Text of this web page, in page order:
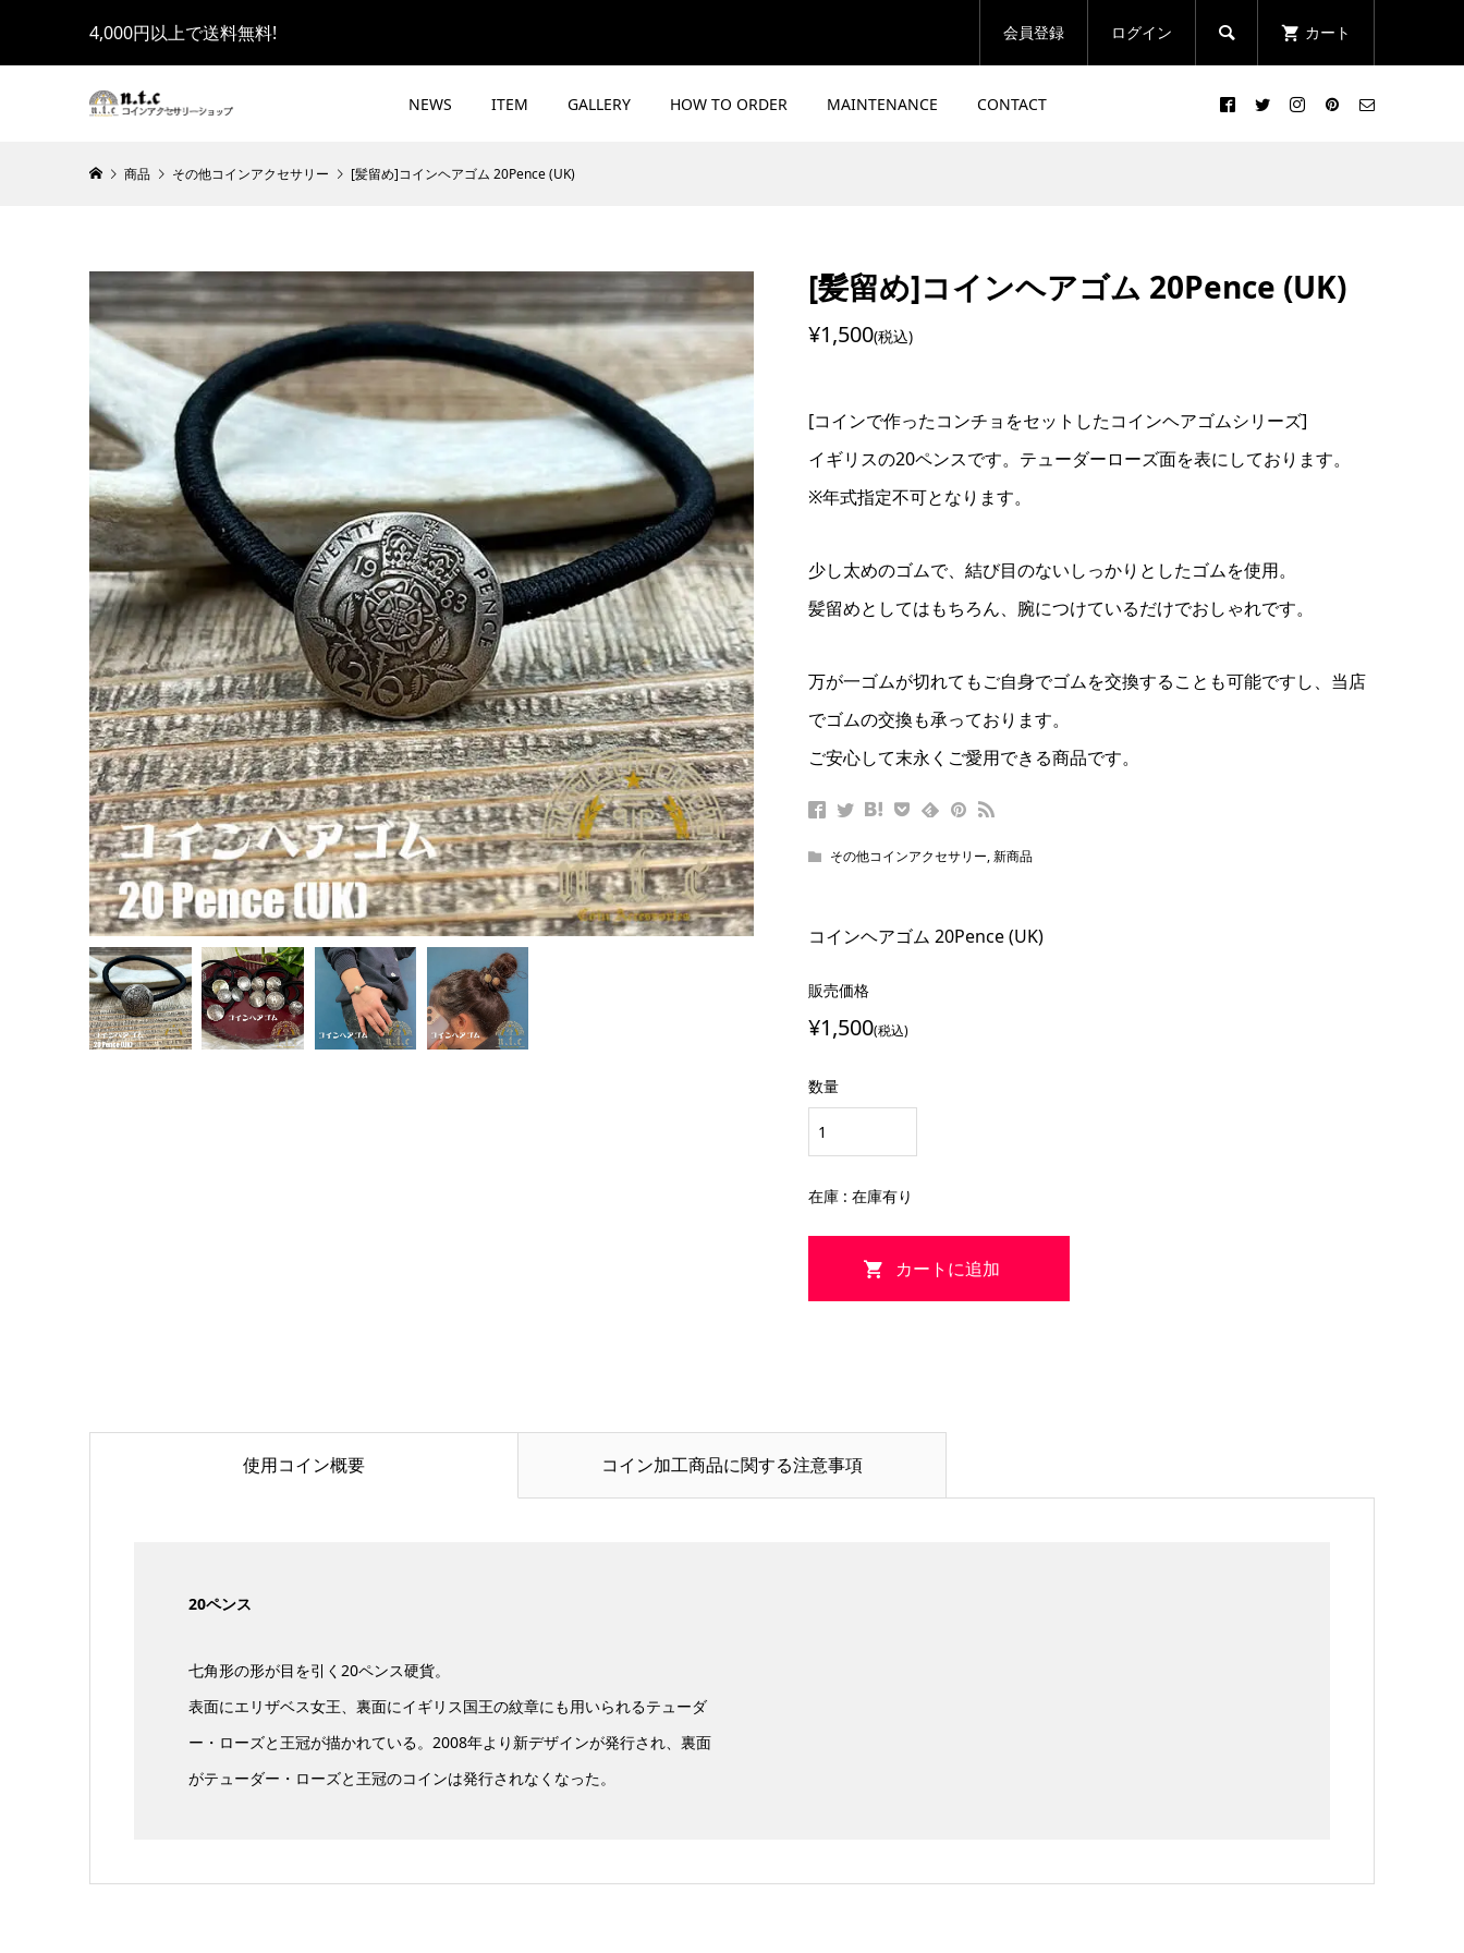
4,000円以上で送料無料! 会員登録 ログイン  カート
NEWS ITEM GALLERY HOW TO ORDER MAINTENANCE CONTACT
商品 その他コインアクセサリー [髪留め]コインヘアゴム 20Pence (UK)
[髪留め]コインヘアゴム 20Pence (UK)
¥1,500(税込)
[コインで作ったコンチョをセットしたコインヘアゴムシリーズ]
イギリスの20ペンスです。テューダーローズ面を表にしております。
※年式指定不可となります。
少し太めのゴムで、結び目のないしっかりとしたゴムを使用。
髪留めとしてはもちろん、腕につけているだけでおしゃれです。
万が一ゴムが切れてもご自身でゴムを交換することも可能ですし、当店
でゴムの交換も承っております。
ご安心して末永くご愛用できる商品です。
その他コインアクセサリー,新商品
コインヘアゴム 20Pence (UK)
販売価格
¥1,500(税込)
数量
在庫 : 在庫有り
使用コイン概要 コイン加工商品に関する注意事項
20ペンス
七角形の形が目を引く20ペンス硬貨。
表面にエリザベス女王、裏面にイギリス国王の紋章にも用いられるテューダ
ー・ローズと王冠が描かれている。2008年より新デザインが発行され、裏面
がテューダー・ローズと王冠のコインは発行されなくなった。